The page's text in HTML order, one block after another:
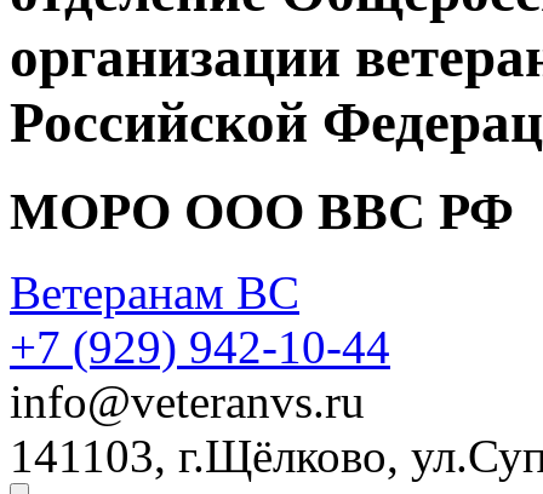
организации
Российской
МОРО ООО ВВС РФ
Ветеранам ВС
+7 (929) 942-10-44
info@veteranvs.ru
141103, г.Щёлково,